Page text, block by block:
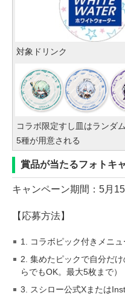
対象ドリンク
コラボ限定すし皿はランダ
5種が用意される
賞品が当たるフォトキ
キャンペーン期間：5月
【応募方法】
1. コラボピック付きメニ
2. 集めたピックで自分だ
らでもOK。最大5枚まで）
3. スシロー公式Xまたは